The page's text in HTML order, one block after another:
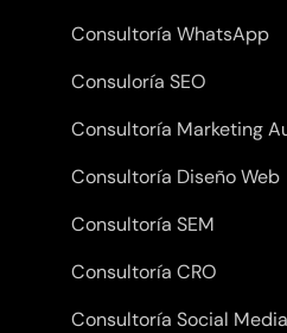
Consultoría WhatsApp
Consuloría SEO
Consultoría Marketing
Consultoría Diseño Web
Consultoría SEM
Consultoría CRO
Consultoría Social Media